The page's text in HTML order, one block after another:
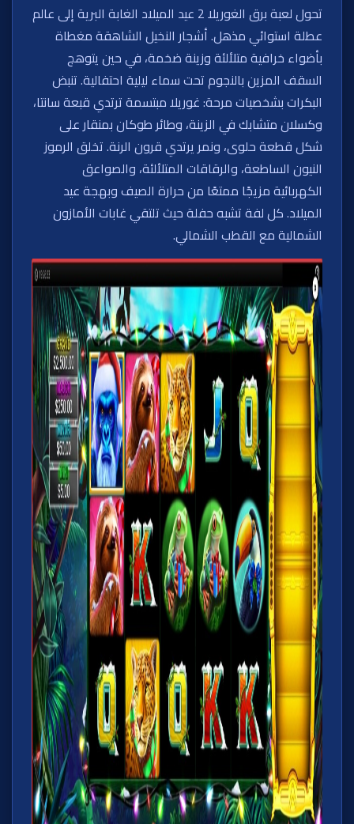
تحول لعبة برق الغوريلا 2 عيد الميلاد الغابة البرية إلى عالم
عطلة استوائي مذهل. أشجار النخيل الشاهقة مغطاة
بأضواء خرافية متلألئة وزينة ضخمة، في حين يتوهج
السقف المزين بالنجوم تحت سماء ليلية احتفالية. تنبض
البكرات بشخصيات مرحة: غوريلا مبتسمة ترتدي قبعة سانتا،
وكسلان متشابك في الزينة، وطائر طوكان بمنقار على
شكل قطعة حلوى، ونمر يرتدي قرون الرنة. تخلق الرموز
النيون الساطعة، والرقاقات المتلألئة، والصواعق
الكهربائية مزيجًا ممتعًا من حرارة الصيف وبهجة عيد
الميلاد. كل لفة تشبه حفلة حيث تلتقي غابات الأمازون
الشمالية مع القطب الشمالي.